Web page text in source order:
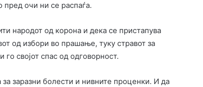
пред очи ни се распаѓа.
народот од корона и дека се пристапува
од избори во прашање, туку стравот за
својот спас од одговорност.
заразни болести и нивните проценки. И да